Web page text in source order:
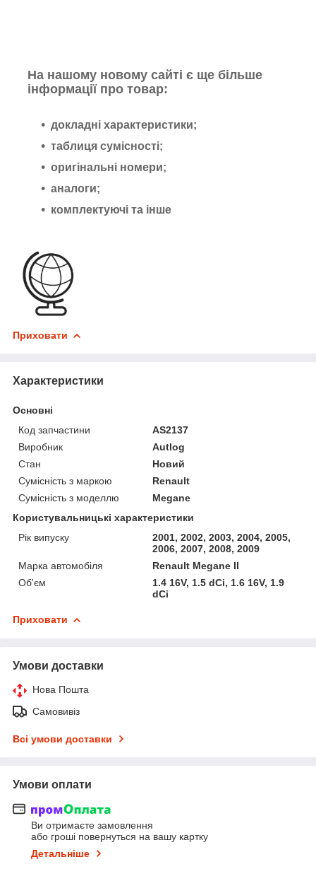
На нашому новому сайті є ще більше
інформації про товар:
докладні характеристики;
таблиця сумісності;
оригінальні номери;
аналоги;
комплектуючі та інше
Приховати
Характеристики
Основні
Код запчастини
AS2137
Виробник
Autlog
Стан
Новий
Сумісність з маркою
Renault
Сумісність з моделлю
Megane
Користувальницькі характеристики
Рік випуску
2001, 2002, 2003, 2004, 2005,
2006, 2007, 2008, 2009
Марка автомобіля
Renault Megane II
Об'єм
1.4 16V, 1.5 dCi, 1.6 16V, 1.9
dCi
Приховати
Умови доставки
Нова Пошта
Самовивіз
Всі умови доставки
Умови оплати
Ви отримаєте замовлення
або гроші повернуться на вашу картку
Детальніше